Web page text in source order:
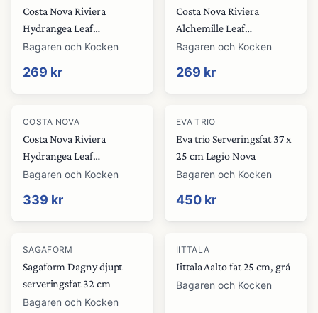
Costa Nova Riviera
Hydrangea Leaf
serveringsfat 17 cm
Bagaren och Kocken
269 kr
Costa Nova Riviera
Alchemille Leaf
serveringsfat 18 cm
Bagaren och Kocken
269 kr
COSTA NOVA
Costa Nova Riviera
Hydrangea Leaf
serveringsfat 22 cm
Bagaren och Kocken
339 kr
EVA TRIO
Eva trio Serveringsfat 37 x
25 cm Legio Nova
Bagaren och Kocken
450 kr
SAGAFORM
Sagaform Dagny djupt
serveringsfat 32 cm
Bagaren och Kocken
IITTALA
Iittala Aalto fat 25 cm, grå
Bagaren och Kocken